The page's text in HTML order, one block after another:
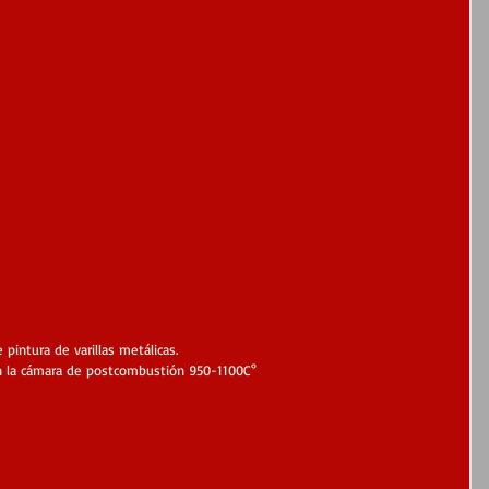
de varillas metálicas.
cámara de postcombustión 950-1100C°